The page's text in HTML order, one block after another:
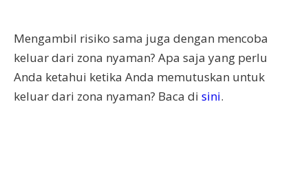
Mengambil risiko sama juga dengan mencoba
keluar dari zona nyaman? Apa saja yang perlu
Anda ketahui ketika Anda memutuskan untuk
keluar dari zona nyaman? Baca di sini.